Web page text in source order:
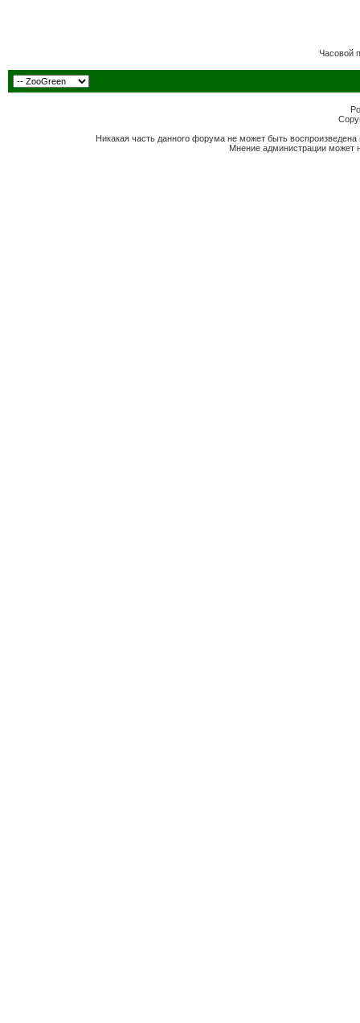
Часовой
Никакая часть данного форума не может быть
Мнение администрации может